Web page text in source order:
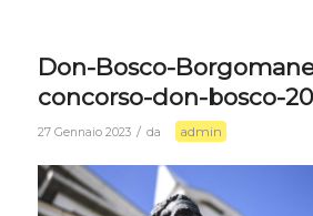
Don-Bosco-
concorso-don-bosco-
27 Gennaio 2023 / da admin